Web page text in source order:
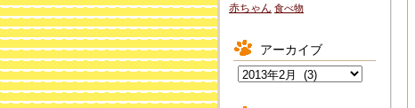
赤ちゃん 食べ物
アーカイブ